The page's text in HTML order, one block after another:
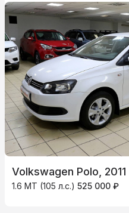
Volkswagen Polo, 2011
1.6 MT (105 л.с.) 525 000 ₽